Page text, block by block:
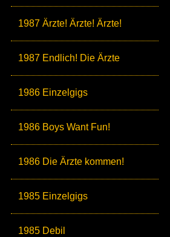
1987 Ärzte! Ärzte! Ärzte!
1987 Endlich! Die Ärzte
1986 Einzelgigs
1986 Boys Want Fun!
1986 Die Ärzte kommen!
1985 Einzelgigs
1985 Debil